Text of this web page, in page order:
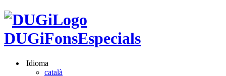
DUGiFonsEspecials
Idioma
català